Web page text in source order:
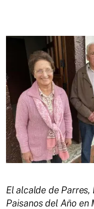
El alcalde de
Paisanos del Año en